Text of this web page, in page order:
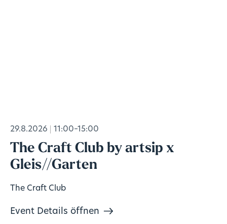
29.8.2026 11:00–15:00
The Craft Club by artsip x
Gleis//Garten
The Craft Club
Event Details öffnen